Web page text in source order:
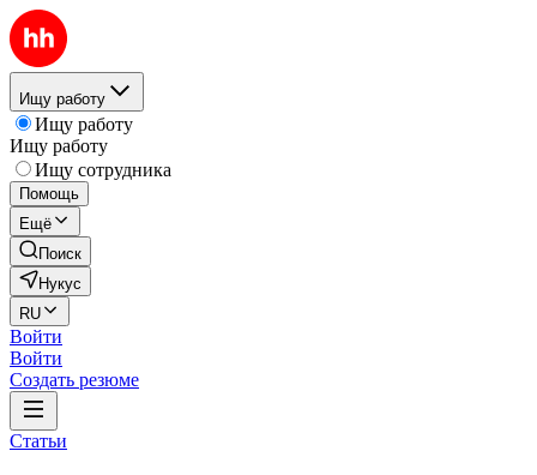
Ищу работу
Ищу работу
Ищу работу
Ищу сотрудника
Помощь
Ещё
Поиск
Нукус
RU
Войти
Войти
Создать резюме
Статьи